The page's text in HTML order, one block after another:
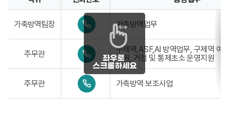
7
8
2
4
가축방역팀업무담당자의 정보로 직위, 전화번호, 담당업무를
가축방역팀장
0
4
3
3
9
-
7
8
가축방역업무
주무관
0
4
1
-
3
9
구제역,ASF,AI 방역업무, 구제역 예
지원, 거점 및 통제초소 운영지원
주무관
0
4
1
가축방역 보조사업